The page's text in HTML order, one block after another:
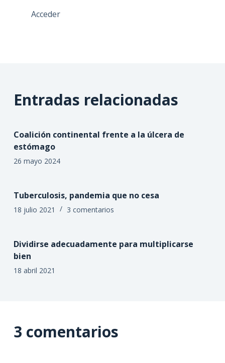
Acceder
Entradas relacionadas
Coalición continental frente a la úlcera de
estómago
26 mayo 2024
Tuberculosis, pandemia que no cesa
18 julio 2021 3 comentarios
Dividirse adecuadamente para multiplicarse
bien
18 abril 2021
3 comentarios